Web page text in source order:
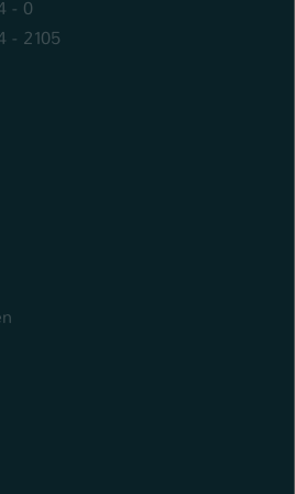
- 0
- 2105
im Typo3-Backend